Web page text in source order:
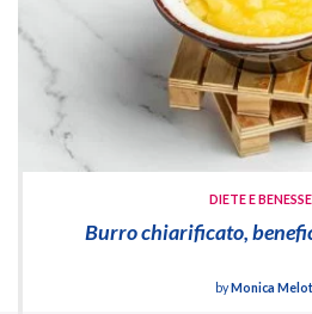
DIETE E
Burro chiarificato,
byMonica